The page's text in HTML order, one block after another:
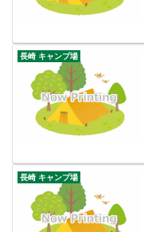
長崎 キャンプ場
長崎 キャンプ場